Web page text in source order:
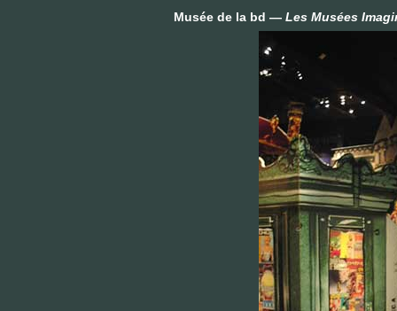
Musée de la bd — Les Musées